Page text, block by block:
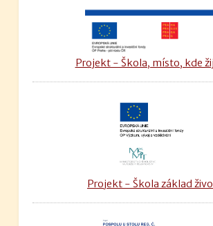
Projekt - Škola, místo, kde
Projekt - Škola základ